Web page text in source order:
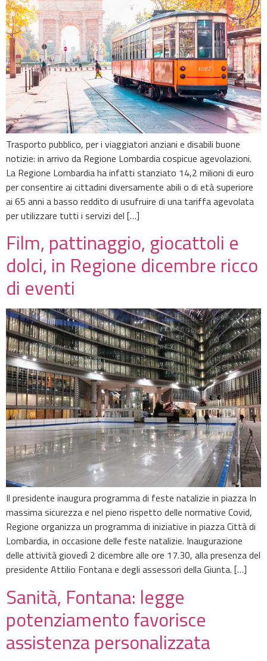
Trasporto pubblico, per i viaggiatori anziani e disabili buone
notizie: in arrivo da Regione Lombardia cospicue agevolazioni.
La Regione Lombardia ha infatti stanziato 14,2 milioni di euro
per consentire ai cittadini diversamente abili o di età superiore
ai 65 anni a basso reddito di usufruire di una tariffa agevolata
per utilizzare tutti i servizi del […]
Film, pattinaggio, giocattoli e
dolci, in Regione dicembre ricco
di eventi
Il presidente inaugura programma di feste natalizie in piazza In
massima sicurezza e nel pieno rispetto delle normative Covid,
Regione organizza un programma di iniziative in piazza Città di
Lombardia, in occasione delle feste natalizie. Inaugurazione
delle attività giovedì 2 dicembre alle ore 17.30, alla presenza del
presidente Attilio Fontana e degli assessori della Giunta. […]
Sanità, Fontana: legge
potenziamento favorisce
assistenza personalizzata